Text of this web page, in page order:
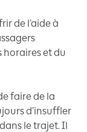
de l’aide à
horaires et du
faire de la
d’insuffler
le trajet. Il